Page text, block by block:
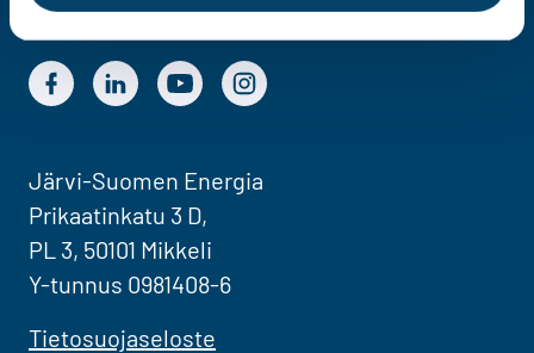
Järvi-Suomen Energian Facebook
Järvi-Suomen Energian LinkedIn
Järvi-Suomen Energian YouTube
Järvi-Suomen Energian Instagram
Järvi-Suomen Energia
Prikaatinkatu 3 D,
PL 3, 50101 Mikkeli
Y-tunnus 0981408-6
Tietosuojaseloste